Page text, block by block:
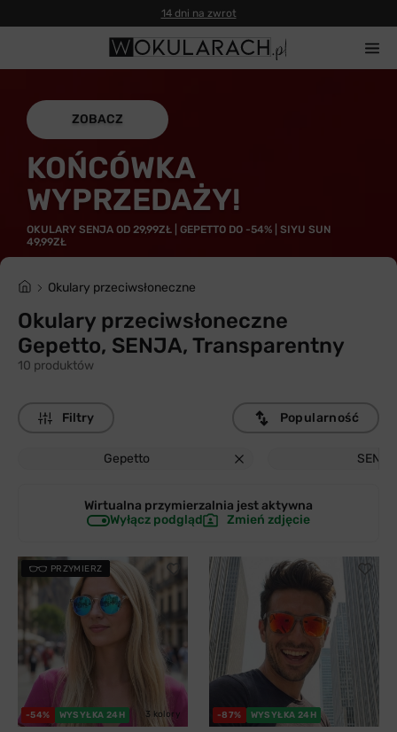
14 dni na zwrot
ZOBACZ
KOŃCÓWKA
WYPRZEDAŻY!
OKULARY SENJA OD 29,99ZŁ | GEPETTO DO -54% | SIYU SUN
49,99ZŁ
Okulary przeciwsłoneczne
Okulary przeciwsłoneczne
Gepetto, SENJA, Transparentny
10 produktów
Filtry
Gepetto SENJA
Popularność
Wirtualna przymierzalnia jestaktywna
Wyłącz podgląd
Zmień zdjęcie
PRZYMIERZ
-54% WYSYŁKA 24H 3 kolory -87% WYSYŁKA 24H